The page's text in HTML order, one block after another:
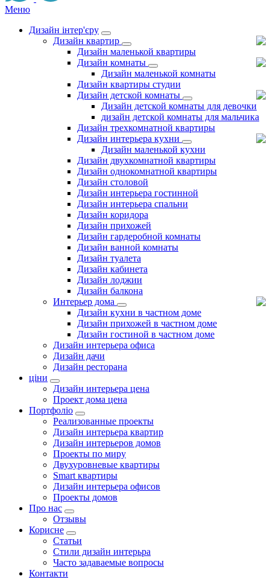
Меню
Дизайн інтер'єру
Дизайн квартир
Дизайн маленькой квартиры
Дизайн комнаты
Дизайн маленькой комнаты
Дизайн квартиры студии
Дизайн детской комнаты
Дизайн детской комнаты для девочки
дизайн детской комнаты для мальчика
Дизайн трехкомнатной квартиры
Дизайн интерьера кухни
Дизайн маленькой кухни
Дизайн двухкомнатной квартиры
Дизайн однокомнатной квартиры
Дизайн столовой
Дизайн интерьера гостинной
Дизайн интерьера спальни
Дизайн коридора
Дизайн прихожей
Дизайн гардеробной комнаты
Дизайн ванной комнаты
Дизайн туалета
Дизайн кабинета
Дизайн лоджии
Дизайн балкона
Интерьер дома
Дизайн кухни в частном доме
Дизайн прихожей в частном доме
Дизайн гостиной в частном доме
Дизайн интерьера офиса
Дизайн дачи
Дизайн ресторана
ціни
Дизайн интерьера цена
Проект дома цена
Портфоліо
Реализованные проекты
Дизайн интерьера квартир
Дизайн интерьеров домов
Проекты по миру
Двухуровневые квартиры
Smart квартиры
Дизайн интерьера офисов
Проекты домов
Про нас
Отзывы
Корисне
Статьи
Cтили дизайн интерьра
Часто задаваемые вопросы
Контакти